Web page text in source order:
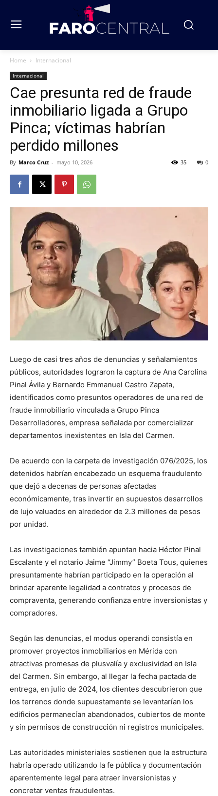
Home Internacional
Internacional
Cae presunta red de fraude
inmobiliario ligada a Grupo
Pinca; víctimas habrían
perdido millones
By Marco Cruz - mayo 10, 2026 0
35
Luego de casi tres años de denuncias y señalamientos
públicos, autoridades lograron la captura de Ana Carolina
Pinal Ávila y Bernardo Emmanuel Castro Zapata,
identificados como presuntos operadores de una red de
fraude inmobiliario vinculada a Grupo Pinca
Desarrolladores, empresa señalada por comercializar
departamentos inexistentes en Isla del Carmen.
De acuerdo con la carpeta de investigación 076/2025, los
detenidos habrían encabezado un esquema fraudulento
que dejó a decenas de personas afectadas
económicamente, tras invertir en supuestos desarrollos
de lujo valuados en alrededor de 2.3 millones de pesos
por unidad.
Las investigaciones también apuntan hacia Héctor Pinal
Escalante y el notario Jaime “Jimmy” Boeta Tous, quienes
presuntamente habrían participado en la operación al
brindar aparente legalidad a contratos y procesos de
compraventa, generando confianza entre inversionistas y
compradores.
Según las denuncias, el modus operandi consistía en
promover proyectos inmobiliarios en Mérida con
atractivas promesas de plusvalía y exclusividad en Isla
del Carmen. Sin embargo, al llegar la fecha pactada de
entrega, en julio de 2024, los clientes descubrieron que
los terrenos donde supuestamente se levantarían los
edificios permanecían abandonados, cubiertos de monte
y sin permisos de construcción ni registros municipales.
Las autoridades ministeriales sostienen que la estructura
habría operado utilizando la fe pública y documentación
aparentemente legal para atraer inversionistas y
concretar ventas fraudulentas.